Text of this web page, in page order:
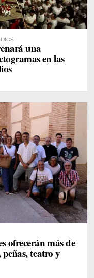
una
en las
ofrecerán más de
teatro y